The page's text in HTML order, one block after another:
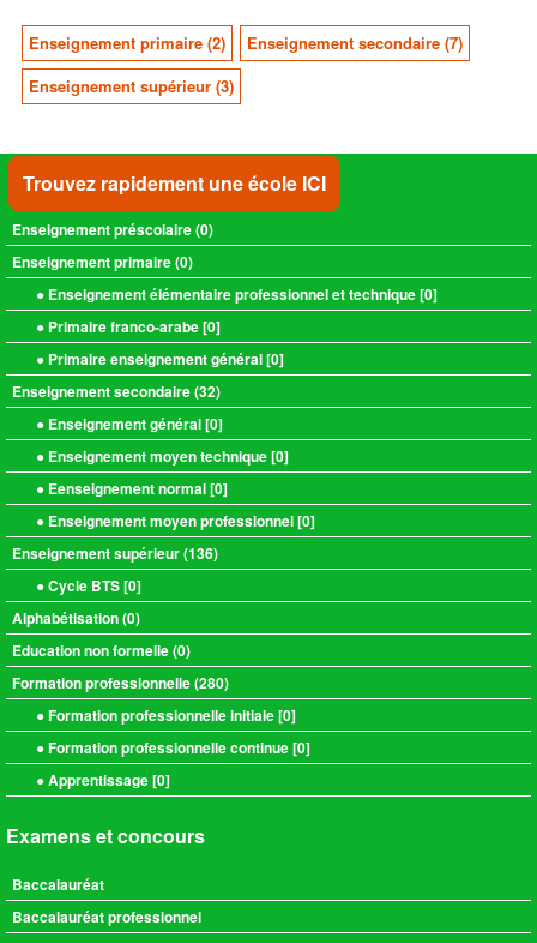
Enseignement primaire (2)
Enseignement secondaire (7)
Enseignement supérieur (3)
Trouvez rapidement une école ICI
Enseignement préscolaire (0)
Enseignement primaire (0)
● Enseignement élémentaire professionnel et technique [0]
● Primaire franco-arabe [0]
● Primaire enseignement général [0]
Enseignement secondaire (32)
● Enseignement général [0]
● Enseignement moyen technique [0]
● Eenseignement normal [0]
● Enseignement moyen professionnel [0]
Enseignement supérieur (136)
● Cycle BTS [0]
Alphabétisation (0)
Education non formelle (0)
Formation professionnelle (280)
● Formation professionnelle initiale [0]
● Formation professionnelle continue [0]
● Apprentissage [0]
Examens et concours
Baccalauréat
Baccalauréat professionnel